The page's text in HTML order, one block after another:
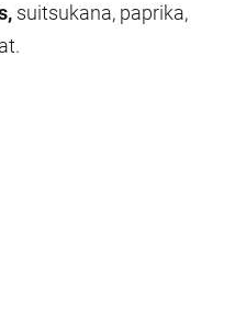
suitsukana, paprika,